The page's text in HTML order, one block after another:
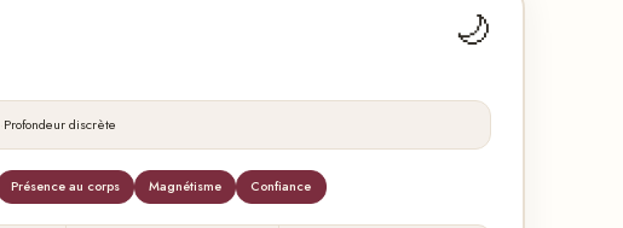
🌙
Profondeur discrète
Présence au corps Magnétisme Confiance